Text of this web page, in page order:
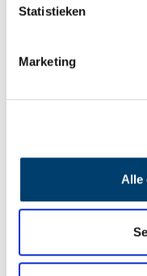
Statistieken
Marketing
Alle
Vul deze informatie
Elly Schrijer-van Ederen
01/02/2023 om 13:17
bij de ramp óók op